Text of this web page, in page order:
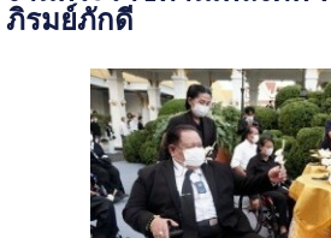
ภิรมย์ภักดี